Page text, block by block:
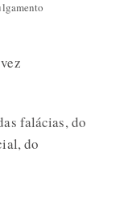
falácias, do
do